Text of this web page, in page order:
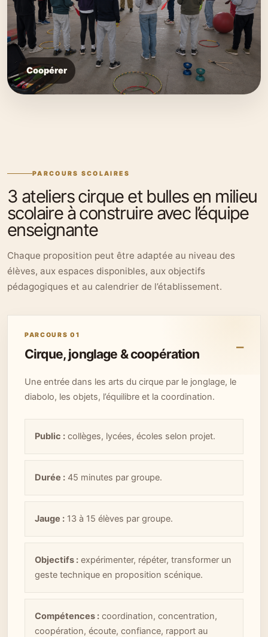
Coopérer
PARCOURS SCOLAIRES
3 ateliers cirque et bulles en milieu
scolaire à construire avec l’équipe
enseignante
Chaque proposition peut être adaptée au niveau des
élèves, aux espaces disponibles, aux objectifs
pédagogiques et au calendrier de l’établissement.
PARCOURS 01
Cirque, jonglage & coopération
Une entrée dans les arts du cirque par le jonglage, le
diabolo, les objets, l’équilibre et la coordination.
Public : collèges, lycées, écoles selon projet.
Durée : 45 minutes par groupe.
Jauge : 13 à 15 élèves par groupe.
Objectifs : expérimenter, répéter, transformer un
geste technique en proposition scénique.
Compétences : coordination, concentration,
coopération, écoute, confiance, rapport au